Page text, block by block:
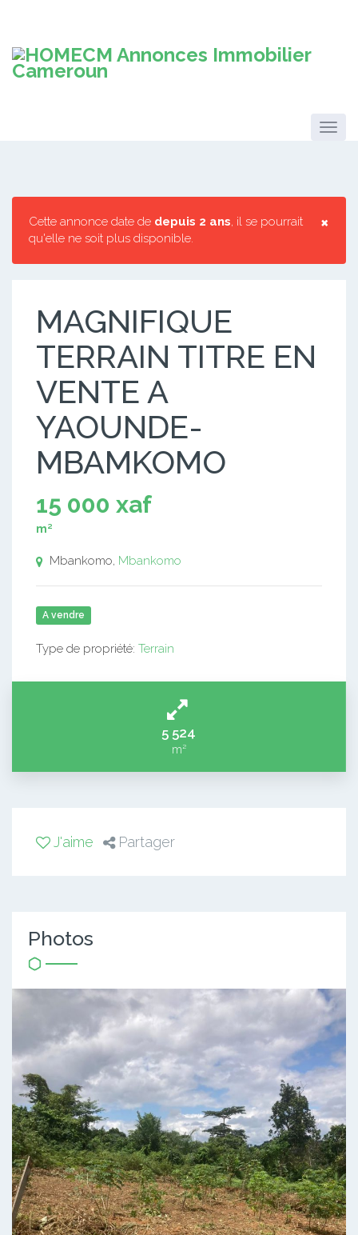
×
Cette annonce date de depuis 2 ans, il se pourrait
qu'elle ne soit plus disponible.
MAGNIFIQUE
TERRAIN TITRE EN
VENTE A
YAOUNDE-
MBAMKOMO
15 000 xaf
m²
Mbankomo, Mbankomo
A vendre
Type de propriété: Terrain
5 524
m²
J'aime Partager
Photos